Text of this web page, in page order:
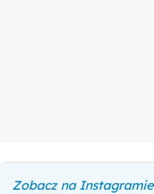
Zobacz na Instagramie